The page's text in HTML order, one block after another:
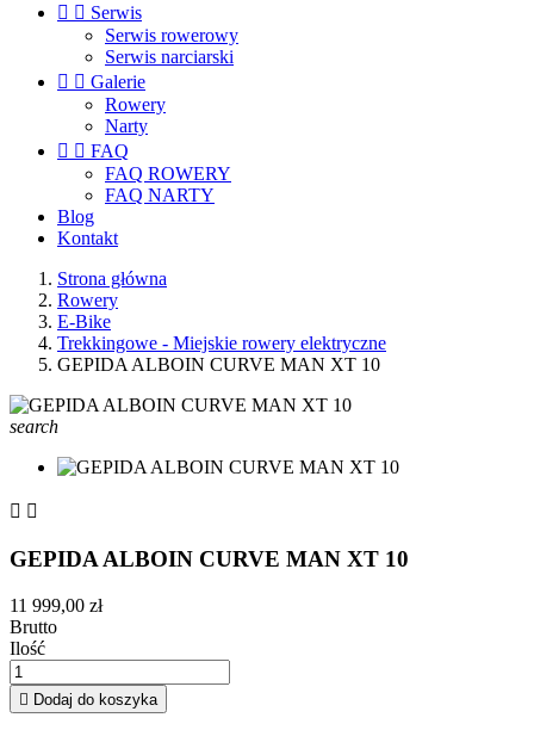
  Serwis
Serwis rowerowy
Serwis narciarski
  Galerie
Rowery
Narty
  FAQ
FAQ ROWERY
FAQ NARTY
Blog
Kontakt
Strona główna
Rowery
E-Bike
Trekkingowe - Miejskie rowery elektryczne
GEPIDA ALBOIN CURVE MAN XT 10
search
 
GEPIDA ALBOIN CURVE MAN XT 10
11 999,00 zł
Brutto
Ilość
 Dodaj do koszyka